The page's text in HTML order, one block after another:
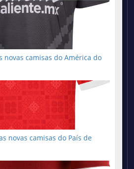
novas camisas do América do
novas camisas do País de